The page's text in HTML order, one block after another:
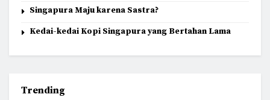
Singapura Maju karena Sastra?
Kedai-kedai Kopi Singapura yang Bertahan Lama
Trending